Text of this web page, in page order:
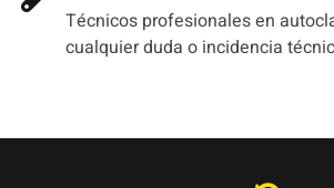
Técnicos profesionales en
cualquier duda o incidencia